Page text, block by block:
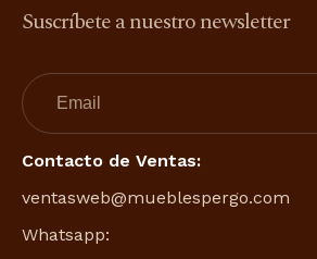
Suscríbete a nuestro newsletter
Contacto de Ventas:
ventasweb@mueblespergo.com
Whatsapp: